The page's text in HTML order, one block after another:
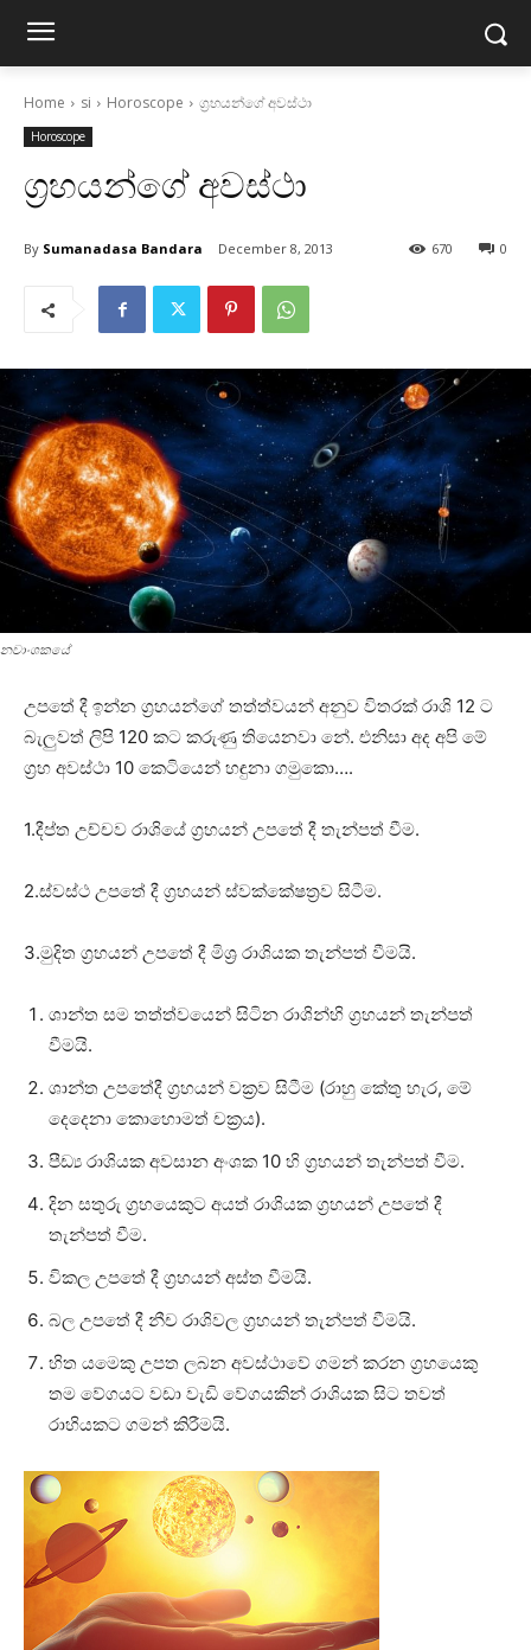
Home si Horoscope ග්‍රහයන්ගේ අවස්‌ථා
Horoscope
ග්‍රහයන්ගේ අවස්‌ථා
By Sumanadasa Bandara December 8, 2013 0
670
නවාංශකයේ
උපතේ දී ඉන්න ග්‍රහයන්ගේ තත්ත්වයන් අනුව විතරක්‌ රාශි 12 ට
බැලුවත් ලිපි 120 කට කරුණු තියෙනවා නේ. එනිසා අද අපි මේ
ග්‍රහ අවස්‌ථා 10 කෙටියෙන් හඳුනා ගමුකො….
1.දීප්ත උච්චව රාශියේ ග්‍රහයන් උපතේ දී තැන්පත් වීම.
2.ස්‌වස්‌ථ උපතේ දී ග්‍රහයන් ස්‌වක්‌කේෂත්‍රව සිටීම.
3.මුදිත ග්‍රහයන් උපතේ දී මිශ්‍ර රාශියක තැන්පත් වීමයි.
ශාන්ත සම තත්ත්වයෙන් සිටින රාශින්හි ග්‍රහයන් තැන්පත්
වීමයි.
ශාන්ත උපතේදී ග්‍රහයන් වක්‍රව සිටීම (රාහු කේතු හැර, මේ
දෙදෙනා කොහොමත් චක්‍රය).
පීඩ්‍ය රාශියක අවසාන අංශක 10 හි ග්‍රහයන් තැන්පත් වීම.
දින සතුරු ග්‍රහයෙකුට අයත් රාශියක ග්‍රහයන් උපතේ දී
තැන්පත් වීම.
විකල උපතේ දී ග්‍රහයන් අස්‌ත වීමයි.
බල උපතේ දී නීච රාශිවල ග්‍රහයන් තැන්පත් වීමයි.
හිත යමෙකු උපත ලබන අවස්‌ථාවේ ගමන් කරන ග්‍රහයෙකු
තම වේගයට වඩා වැඩි වේගයකින් රාශියක සිට තවත්
රාහියකට ගමන් කිරීමයි.